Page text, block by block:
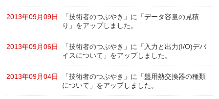
2013年09月09日
「技術者のつぶやき」に「データ容量の見積
り」をアップしました。
2013年09月06日
「技術者のつぶやき」に「入力と出力(I/O)デバ
イスについて」をアップしました。
2013年09月04日
「技術者のつぶやき」に「盤用熱交換器の種類
について」をアップしました。